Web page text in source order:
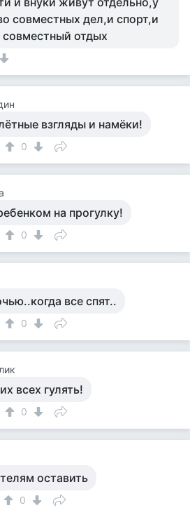
совместных дел,и спорт,и
совместный отдых
взгляды и намёки!
0
на прогулку!
0
все спят..
0
всех гулять!
0
оставить
0